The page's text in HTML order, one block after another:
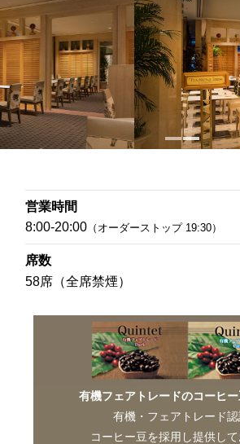
営業時間
8:00-20:00 （オーダーストップ 19:30）
席数
58席（全席禁煙）
有機フェアトレードのコーヒ
有機・フェアトレード
コーヒー豆を採用し提供し